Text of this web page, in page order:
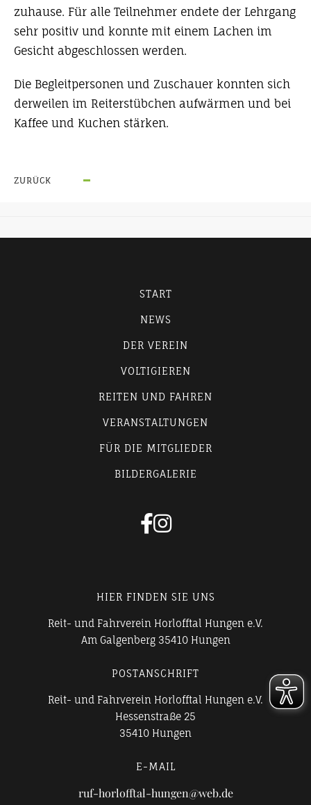
zuhause. Für alle Teilnehmer endete der Lehrgang
sehr positiv und konnte mit einem Lachen im
Gesicht abgeschlossen werden.
Die Begleitpersonen und Zuschauer konnten sich
derweilen im Reiterstübchen aufwärmen und bei
Kaffee und Kuchen stärken.
ZURÜCK
START
NEWS
DER VEREIN
VOLTIGIEREN
REITEN UND FAHREN
VERANSTALTUNGEN
FÜR DIE MITGLIEDER
BILDERGALERIE

HIER FINDEN SIE UNS
Reit- und Fahrverein Horlofftal Hungen e.V.
Am Galgenberg 35410 Hungen
POSTANSCHRIFT
Reit- und Fahrverein Horlofftal Hungen e.V.
Hessenstraße 25
35410 Hungen
E-MAIL
ruf-horlofftal-hungen@web.de